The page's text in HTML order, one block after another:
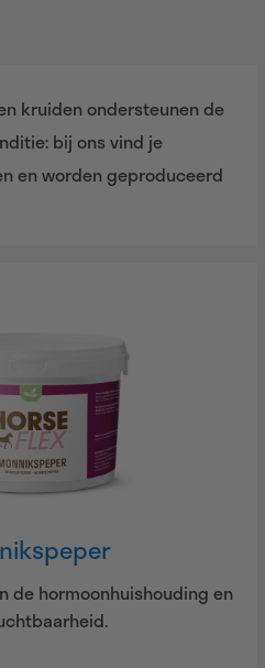
kruiden ondersteunen de
bij ons vind je
en worden geproduceerd
de hormoonhuishouding en